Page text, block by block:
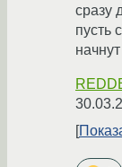
сразу
пусть